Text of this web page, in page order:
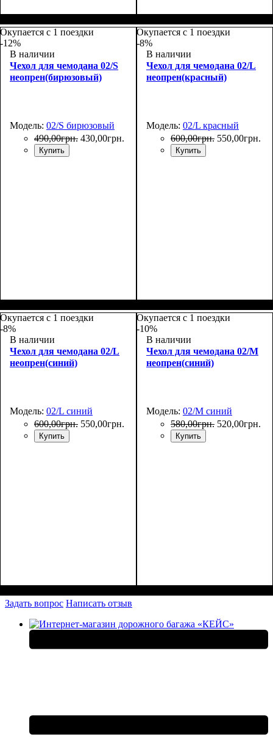
Окупается с 1 поездки
-12%
В наличии
Чехол для чемодана 02/S
неопрен(бирюзовый)
Модель: 02/S бирюзовый
490,00грн. 430,00грн.
Купить
Окупается с 1 поездки
-8%
В наличии
Чехол для чемодана 02/L
неопрен(красный)
Модель: 02/L красный
600,00грн. 550,00грн.
Купить
Окупается с 1 поездки
-8%
В наличии
Чехол для чемодана 02/L
неопрен(синий)
Модель: 02/L синий
600,00грн. 550,00грн.
Купить
Окупается с 1 поездки
-10%
В наличии
Чехол для чемодана 02/M
неопрен(синий)
Модель: 02/M синий
580,00грн. 520,00грн.
Купить
Задать вопрос Написать отзыв